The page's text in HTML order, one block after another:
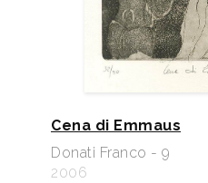
Cena di Emmaus
Donati Franco - 9
2006